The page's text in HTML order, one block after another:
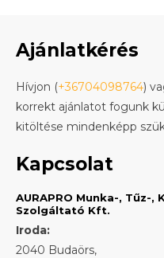
Ajánlatkérés
Hívjon (+36704098764)
korrekt ajánlatot fogunk
kitöltése mindenképp
Kapcsolat
AURAPRO Munka-, Tűz-
Szolgáltató Kft.
Iroda:
2040 Budaörs,